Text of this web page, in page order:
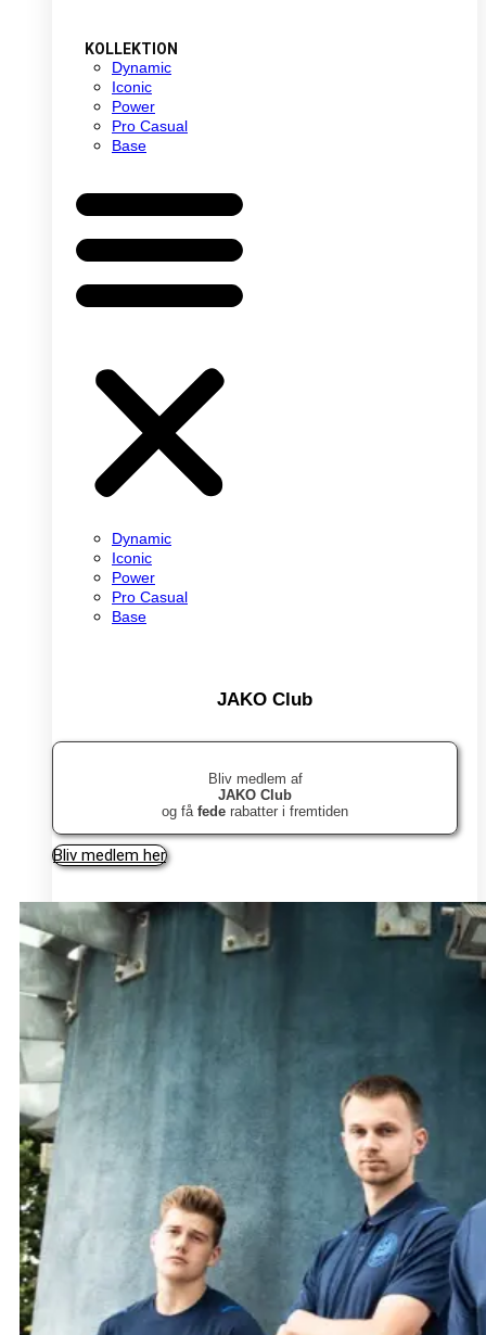
KOLLEKTION
Dynamic
Iconic
Power
Pro Casual
Base
Dynamic
Iconic
Power
Pro Casual
Base
JAKO Club
Bliv medlem af
JAKO Club
og fåfede rabatter i fremtiden
Bliv medlem her